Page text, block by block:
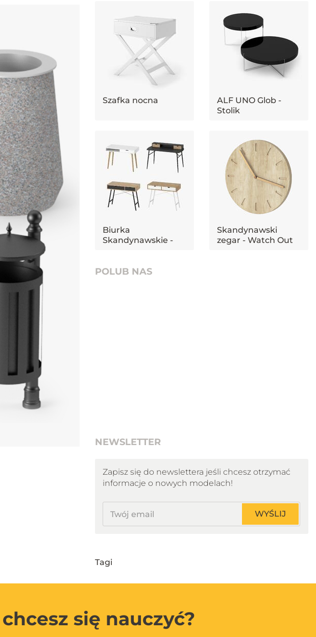
Szafka nocna
ALF UNO Glob -
Stolik
Biurka
Skandynawskie -
Skandynawski
zegar - Watch Out
POLUB NAS
NEWSLETTER
Zapisz się do newslettera jeśli chcesz otrzymać
informacje o nowych modelach!
email
WYŚLIJ
Tagi
się nauczyć?